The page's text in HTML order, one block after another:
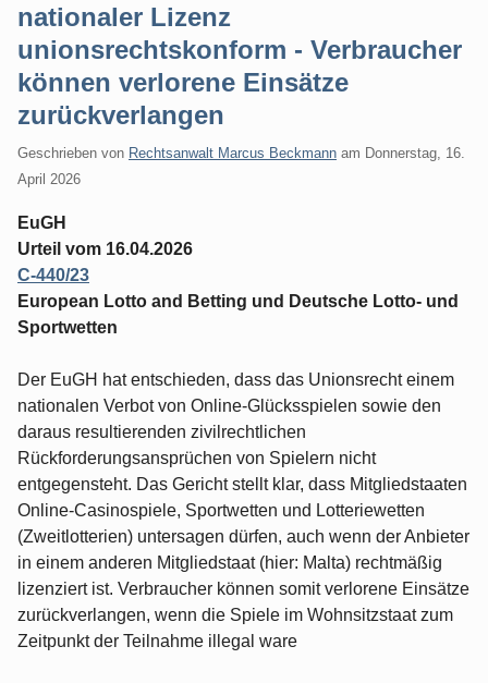
nationaler Lizenz
unionsrechtskonform - Verbraucher
können verlorene Einsätze
zurückverlangen
Geschrieben von Rechtsanwalt Marcus Beckmann am Donnerstag, 16.
April 2026
EuGH
Urteil vom 16.04.2026
C-440/23
European Lotto and Betting und Deutsche Lotto- und
Sportwetten
Der EuGH hat entschieden, dass das Unionsrecht einem
nationalen Verbot von Online-Glücksspielen sowie den
daraus resultierenden zivilrechtlichen
Rückforderungsansprüchen von Spielern nicht
entgegensteht. Das Gericht stellt klar, dass Mitgliedstaaten
Online-Casinospiele, Sportwetten und Lotteriewetten
(Zweitlotterien) untersagen dürfen, auch wenn der Anbieter
in einem anderen Mitgliedstaat (hier: Malta) rechtmäßig
lizenziert ist. Verbraucher können somit verlorene Einsätze
zurückverlangen, wenn die Spiele im Wohnsitzstaat zum
Zeitpunkt der Teilnahme illegal ware